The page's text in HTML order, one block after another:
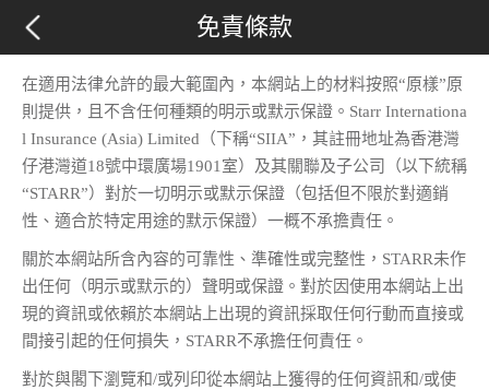
免責條款
在適用法律允許的最大範圍內，本網站上的材料按照“原樣”原
則提供，且不含任何種類的明示或默示保證。Starr Internationa
l Insurance (Asia) Limited（下稱“SIIA”，其註冊地址為香港灣
仔港灣道18號中環廣場1901室）及其關聯及子公司（以下統稱
“STARR”）對於一切明示或默示保證（包括但不限於對適銷
性、適合於特定用途的默示保證）一概不承擔責任。
關於本網站所含內容的可靠性、準確性或完整性，STARR未作
出任何（明示或默示的）聲明或保證。對於因使用本網站上出
現的資訊或依賴於本網站上出現的資訊採取任何行動而直接或
間接引起的任何損失，STARR不承擔任何責任。
對於與閣下瀏覽和/或列印從本網站上獲得的任何資訊和/或使